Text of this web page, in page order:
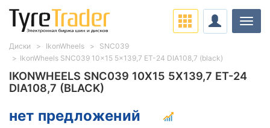
IKONWHEELS SNC039 10X15 5X139,7 ET-24
DIA108,7 (BLACK)
нет предложений
Диски IkonWheels
SNC039
IkonWheels SNC039 10x15 5x139,7 ET-24 DIA108,7 (black)